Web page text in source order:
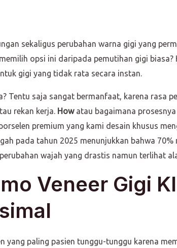
sekaligus perubahan warna gigi yang
opsi ini daripada pemutihan gigi biasa?
gigi yang tidak rata secara instan.
Tentu saja sangat bermanfaat, karena rasa
rekan kerja. Howatau bagaimana
premium yang kami desain khusus
pada tahun 2025 menunjukkan bahwa
wajah yang drastis namun terlihat
Veneer Gigi
yang paling pasien tunggu-tunggu karena